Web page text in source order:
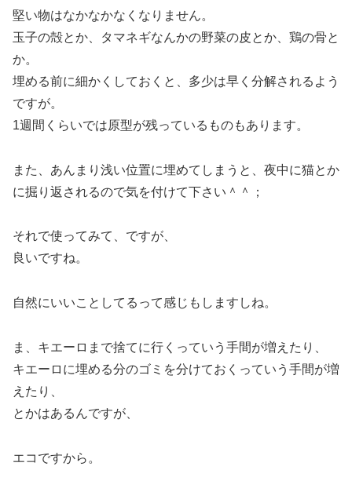
堅い物はなかなかなくなりません。
玉子の殻とか、タマネギなんかの野菜の皮とか、鶏の骨と
か。
埋める前に細かくしておくと、多少は早く分解されるよう
ですが。
1週間くらいでは原型が残っているものもあります。
また、あんまり浅い位置に埋めてしまうと、夜中に猫とか
に掘り返されるので気を付けて下さい＾＾；
それで使ってみて、ですが、
良いですね。
自然にいいことしてるって感じもしますしね。
ま、キエーロまで捨てに行くっていう手間が増えたり、
キエーロに埋める分のゴミを分けておくっていう手間が増
えたり、
とかはあるんですが、
エコですから。